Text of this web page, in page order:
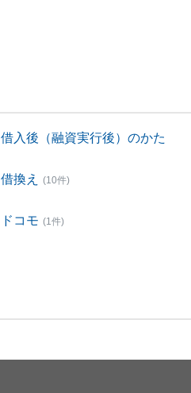
借入後（融資実行後）のかた
借換え (10件)
ドコモ (1件)